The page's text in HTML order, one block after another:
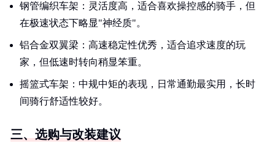
钢管编织车架：灵活度高，适合喜欢操控感的骑手，但
在极速状态下略显"神经质"。
铝合金双翼梁：高速稳定性优秀，适合追求速度的玩
家，但低速时转向稍显笨重。
摇篮式车架：中规中矩的表现，日常通勤最实用，长时
间骑行舒适性较好。
三、选购与改装建议